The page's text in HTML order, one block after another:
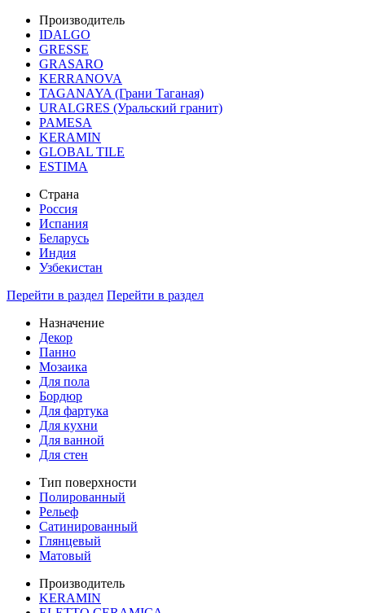
Производитель
IDALGO
GRESSE
GRASARO
KERRANOVA
TAGANAYA (Грани Таганая)
URALGRES (Уральский гранит)
PAMESA
KERAMIN
GLOBAL TILE
ESTIMA
Страна
Россия
Испания
Беларусь
Индия
Узбекистан
Перейти в раздел Перейти в раздел
Назначение
Декор
Панно
Мозаика
Для пола
Бордюр
Для фартука
Для кухни
Для ванной
Для стен
Тип поверхности
Полированный
Рельеф
Сатинированный
Глянцевый
Матовый
Производитель
KERAMIN